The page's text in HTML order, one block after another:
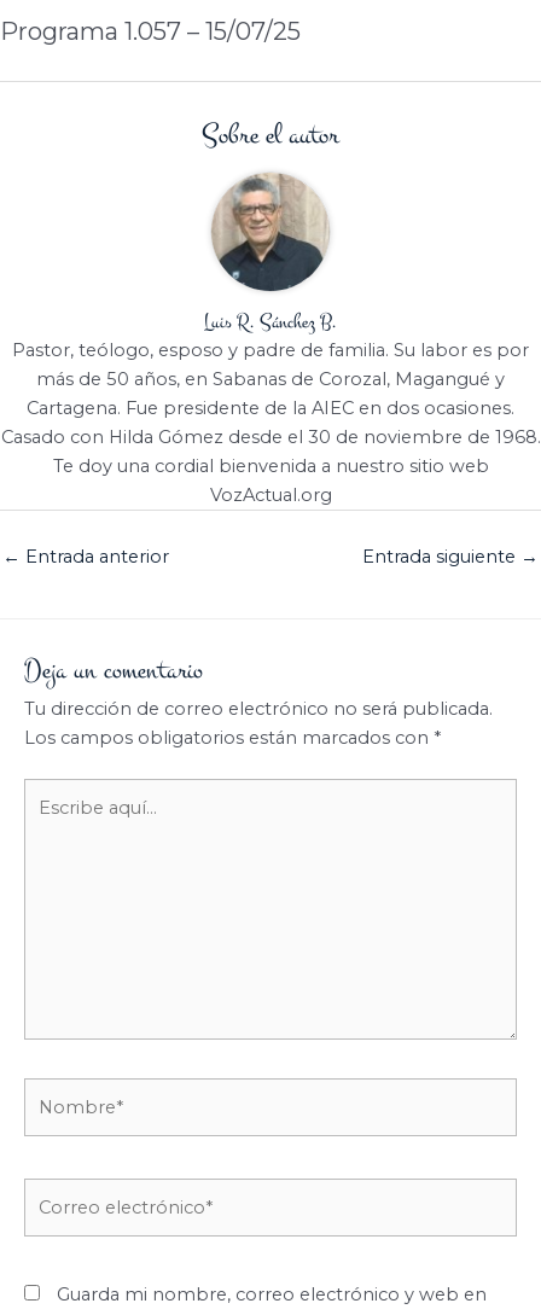
Programa 1.057 – 15/07/25
Sobre el autor
Luis R. Sánchez B.
Pastor, teólogo, esposo y padre de familia. Su labor es por
más de 50 años, en Sabanas de Corozal, Magangué y
Cartagena. Fue presidente de la AIEC en dos ocasiones.
Casado con Hilda Gómez desde el 30 de noviembre de 1968.
Te doy una cordial bienvenida a nuestro sitio web
VozActual.org
← Entrada anterior Entrada siguiente →
Deja un comentario
Tu dirección de correo electrónico no será publicada.
Los campos obligatorios están marcados con *
aquí...
Guarda mi nombre, correo electrónico y web en